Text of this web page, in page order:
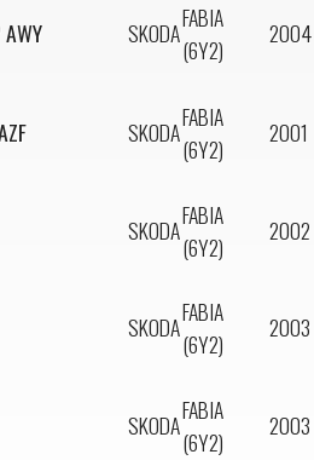
SKODAFABIA
(6Y2)
2004
SKODAFABIA
(6Y2)
2001
SKODAFABIA
(6Y2)
2002
SKODAFABIA
(6Y2)
2003
SKODAFABIA
(6Y2)
2003